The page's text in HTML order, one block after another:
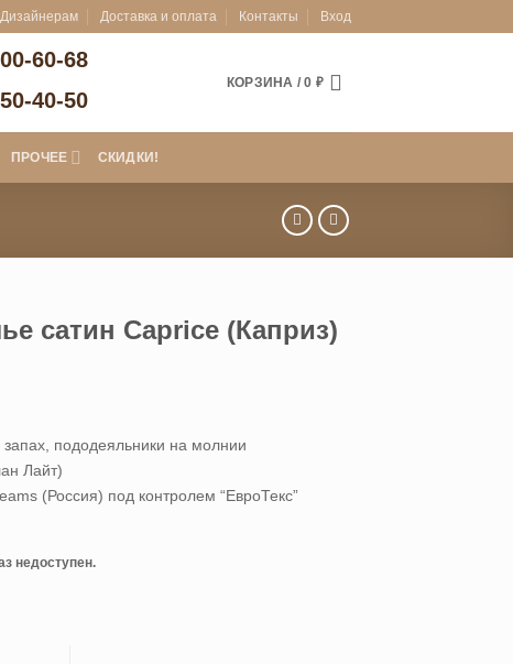
Дизайнерам Доставка и оплата Контакты Вход
60-68
40-50
КОРЗИНА /0 ₽
ПРОЧЕЕ СКИДКИ!
сатин Caprice (Каприз)
запах, пододеяльники на молнии
Лайт)
(Россия) под контролем “ЕвроТекс”
недоступен.